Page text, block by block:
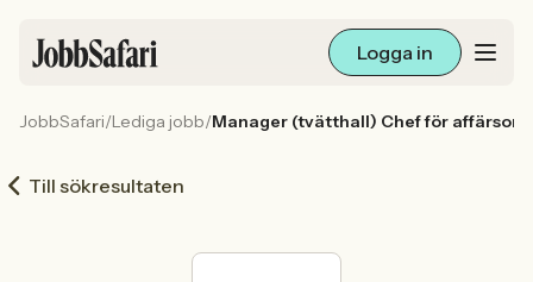
Logga in
Arbetsliv och karriär
För arbetsgivare
JobbSafari/Lediga jobb/Manager (tvätthall) Chef för
Till sökresultaten